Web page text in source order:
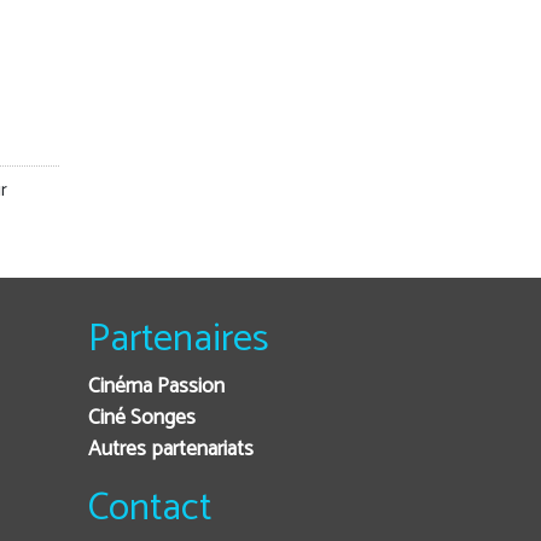
Partenaires
Cinéma Passion
Ciné Songes
Autres partenariats
Contact